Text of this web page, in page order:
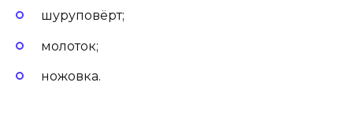
шуруповёрт;
молоток;
ножовка.